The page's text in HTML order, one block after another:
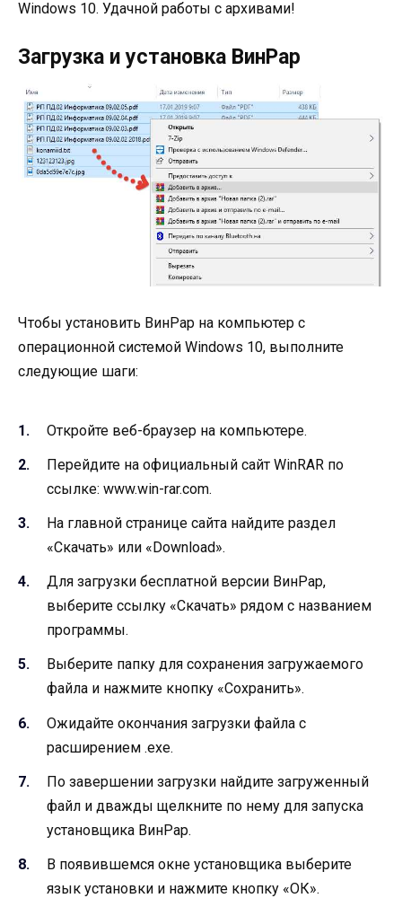
Windows 10. Удачной работы с архивами!
Загрузка и установка ВинРар
Чтобы установить ВинРар на компьютер с
операционной системой Windows 10, выполните
следующие шаги:
Откройте веб-браузер на компьютере.
Перейдите на официальный сайт WinRAR по
ссылке: www.win-rar.com.
На главной странице сайта найдите раздел
«Скачать» или «Download».
Для загрузки бесплатной версии ВинРар,
выберите ссылку «Скачать» рядом с названием
программы.
Выберите папку для сохранения загружаемого
файла и нажмите кнопку «Сохранить».
Ожидайте окончания загрузки файла с
расширением .exe.
По завершении загрузки найдите загруженный
файл и дважды щелкните по нему для запуска
установщика ВинРар.
В появившемся окне установщика выберите
язык установки и нажмите кнопку «ОК».